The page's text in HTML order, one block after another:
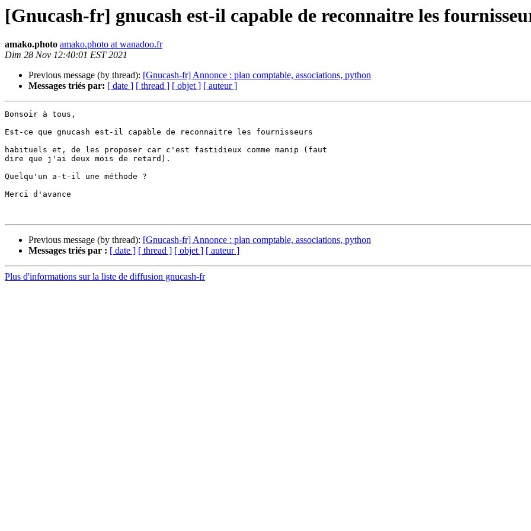
[Gnucash-fr] gnucash est-il capable de reconnaitre les
amako.photo amako.photo at wanadoo.fr
Dim 28 Nov 12:40:01 EST 2021
Previous message (by thread): [Gnucash-fr] Annonce : plan comptable, associations, python
Messages triés par: [ date ] [ thread ] [ objet ] [ auteur ]
Bonsoir à tous,
Est-ce que gnucash est-il capable de reconnaitre les fournisseurs
habituels et, de les proposer car c'est fastidieux comme manip (faut
dire que j'ai deux mois de retard).
Quelqu'un a-t-il une méthode ?
Merci d'avance
Previous message (by thread): [Gnucash-fr] Annonce : plan comptable, associations, python
Messages triés par : [ date ] [ thread ] [ objet ] [ auteur ]
Plus d'informations sur la liste de diffusion gnucash-fr